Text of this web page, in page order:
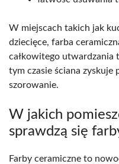
W miejscach takich jak
dziecięce, farba
całkowitego utwardzania
tym czasie ściana zyskuje
szorowanie.
W jakich
sprawdzą się
Farby ceramiczne to